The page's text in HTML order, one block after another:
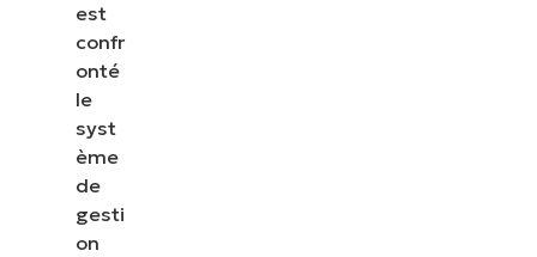
est
confr
onté
le
syst
ème
de
gesti
on
Parcourez nos démonstrations à la demande
NinjaOne simplifie les tâches informatiques
terminaux, les correctifs, le MDM, la gestion des